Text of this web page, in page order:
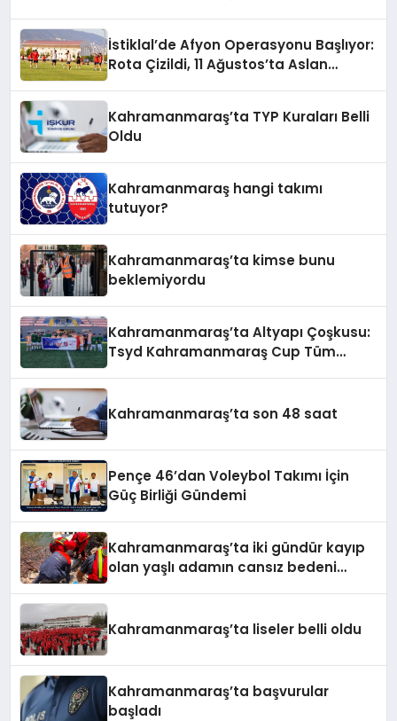
İstiklal’de Afyon Operasyonu Başlıyor:
Rota Çizildi, 11 Ağustos’ta Aslan
Kahramanmaraş’ta TYP Kuraları Belli
Oldu
Kahramanmaraş hangi takımı
tutuyor?
Kahramanmaraş’ta kimse bunu
beklemiyordu
Kahramanmaraş’ta Altyapı Çoşkusu:
Tsyd Kahramanmaraş Cup Tüm
Kahramanmaraş’ta son 48 saat
Pençe 46’dan Voleybol Takımı İçin
Güç Birliği Gündemi
Kahramanmaraş’ta iki gündür kayıp
olan yaşlı adamın cansız bedeni
Kahramanmaraş’ta liseler belli oldu
Kahramanmaraş’ta başvurular
başladı